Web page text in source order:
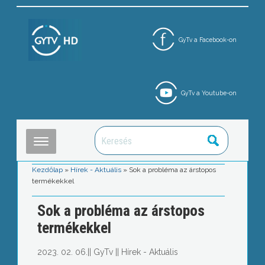
GyTv a Facebook-on
GyTv a Youtube-on
Kezdőlap » Hírek - Aktuális » Sok a probléma az árstopos
termékekkel
Sok a probléma az árstopos
termékekkel
2023. 02. 06. GyTv|| Hírek - Aktuális